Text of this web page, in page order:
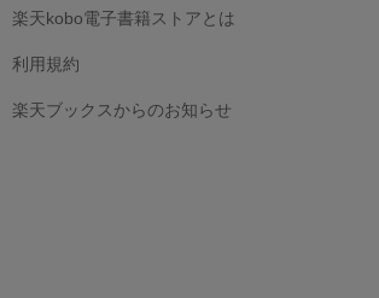
楽天kobo電子書籍ストアとは
利用規約
楽天ブックスからのお知らせ